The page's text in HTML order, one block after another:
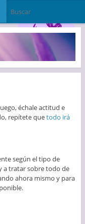
échale actitud e
repítete quetodo irá
según el tipo de
a tratar sobre todo de
ahora mismo y para